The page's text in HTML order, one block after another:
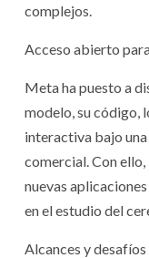
complejos.
Acceso abierto
Meta ha puesto a
modelo, su código,
interactiva bajo
comercial. Con
nuevas
en el estudio del
Alcances y desafíos